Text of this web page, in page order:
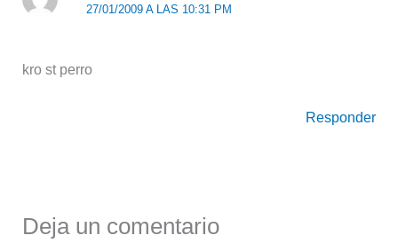
27/01/2009 A LAS 10:31 PM
kro st perro
Responder
Deja un comentario